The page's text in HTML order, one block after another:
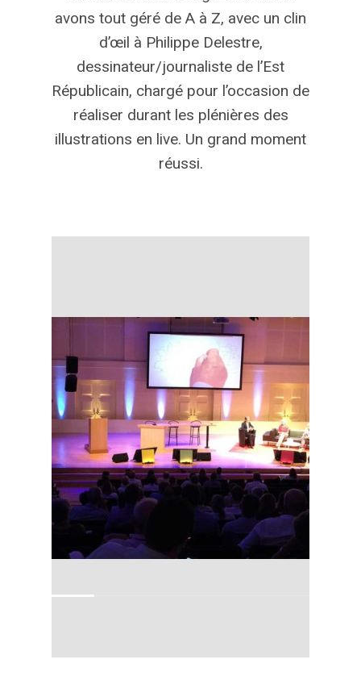
avons tout géré de A à Z, avec un clin
d’œil à Philippe Delestre,
dessinateur/journaliste de l’Est
Républicain, chargé pour l’occasion de
réaliser durant les plénières des
illustrations en live. Un grand moment
réussi.